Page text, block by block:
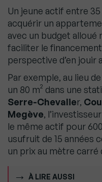
Un jeune actif entre
acquérir un
avec un budget
faciliter le financement
perspective d’en jouir
Par exemple, au lieu
un 80 m² dans une
Serre-Chevalier,
Megève,
le même actif pour
usufruit de 15 années
un prix au mètre carré
À LIRE AUSSI